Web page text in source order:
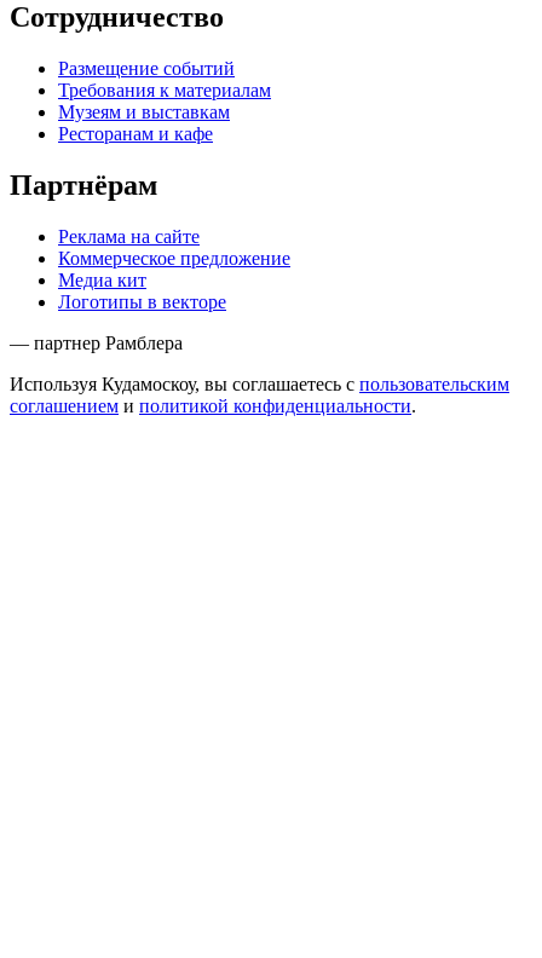
Сотрудничество
Размещение событий
Требования к материалам
Музеям и выставкам
Ресторанам и кафе
Партнёрам
Реклама на сайте
Коммерческое предложение
Медиа кит
Логотипы в векторе
— партнер Рамблера
Используя Кудамоскоу, вы соглашаетесь с пользовательским
соглашением и политикой конфиденциальности.